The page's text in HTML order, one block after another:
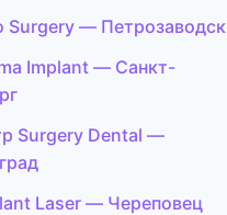
Surgery — Петрозаводск
Implant — Санкт-
Surgery Dental —
Laser — Череповец